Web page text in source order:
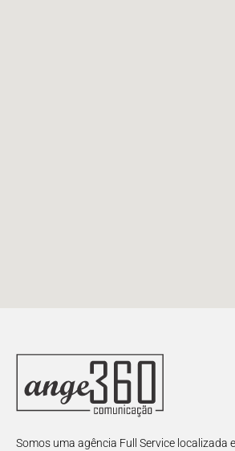
Somos uma agência Full Service localizada